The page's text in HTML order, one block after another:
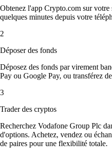
Obtenez l'app Crypto.com sur
quelques minutes depuis votre
2
Déposer des fonds
Déposez des fonds par virement
Pay ou Google Pay, ou transférez
3
Trader des cryptos
Recherchez Vodafone Group Plc
d'options. Achetez, vendez ou
de paires pour une flexibilité totale.